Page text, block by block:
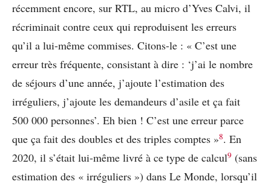
récemment encore, sur RTL, au micro d’Yves Calvi, il
récriminait contre ceux qui reproduisent les erreurs
qu’il a lui-même commises. Citons-le : « C’est une
erreur très fréquente, consistant à dire : ‘j’ai le nombre
de séjours d’une année, j’ajoute l’estimation des
irréguliers, j’ajoute les demandeurs d’asile et ça fait
500 000 personnes’. Eh bien ! C’est une erreur parce
que ça fait des doubles et des triples comptes »8. En
2020, il s’était lui-même livré à ce type de calcul9 (sans
estimation des « irréguliers ») dans Le Monde, lorsqu’il